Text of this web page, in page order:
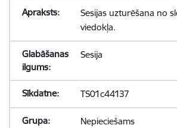
Sesijas uzturēšana no
viedokļa.
Sesija
TS01c44137
Nepieciešams